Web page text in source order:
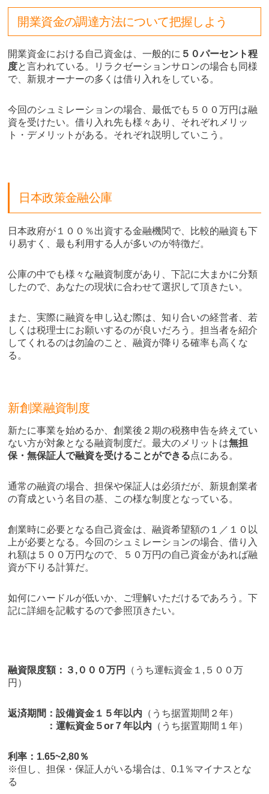
開業資金の調達方法について把握しよう
開業資金における自己資金は、一般的に ５０パーセント程
度と言われている。リラクゼーションサロンの場合も同様
で、新規オーナーの多くは借り入れをしている。
今回のシュミレーションの場合、最低でも５００万円は融
資を受けたい。借り入れ先も様々あり、それぞれメリッ
ト・デメリットがある。それぞれ説明していこう。
日本政策金融公庫
日本政府が１００％出資する金融機関で、比較的融資も下
り易すく、最も利用する人が多いのが特徴だ。
公庫の中でも様々な融資制度があり、下記に大まかに分類
したので、あなたの現状に合わせて選択して頂きたい。
また、実際に融資を申し込む際は、知り合いの経営者、若
しくは税理士にお願いするのが良いだろう。担当者を紹介
してくれるのは勿論のこと、融資が降りる確率も高くな
る。
新創業融資制度
新たに事業を始めるか、創業後２期の税務申告を終えてい
ない方が対象となる融資制度だ。最大のメリットは無担
保・無保証人で融資を受けることができる点にある。
通常の融資の場合、担保や保証人は必須だが、新規創業者
の育成という名目の基、この様な制度となっている。
創業時に必要となる自己資金は、融資希望額の１／１０以
上が必要となる。今回のシュミレーションの場合、借り入
れ額は５００万円なので、５０万円の自己資金があれば融
資が下りる計算だ。
如何にハードルが低いか、ご理解いただけるであろう。下
記に詳細を記載するので参照頂きたい。
融資限度額：３,０００万円
（うち運転資金１,５００万
円）
返済期間：設備資金１５年以内 （うち据置期間２年）
：運転資金５or７年以内 （うち据置期間１年）
利率：1.65~2,80％
※但し、担保・保証人がいる場合は、0.1％マイナスとな
る